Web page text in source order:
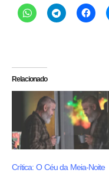
Relacionado
Crítica: O Céu da Meia-Noite